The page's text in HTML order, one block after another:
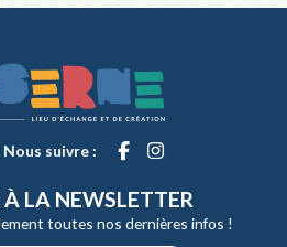
Nous suivre :
À LA NEWSLETTER
toutes nos dernières infos !